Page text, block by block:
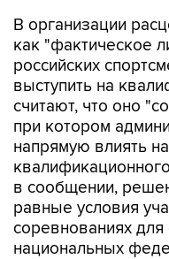
В организации
как "фактическое
российских
выступить на
считают, что оно
при котором
напрямую влиять
в сообщении,
равные условия
соревнованиях
национальных